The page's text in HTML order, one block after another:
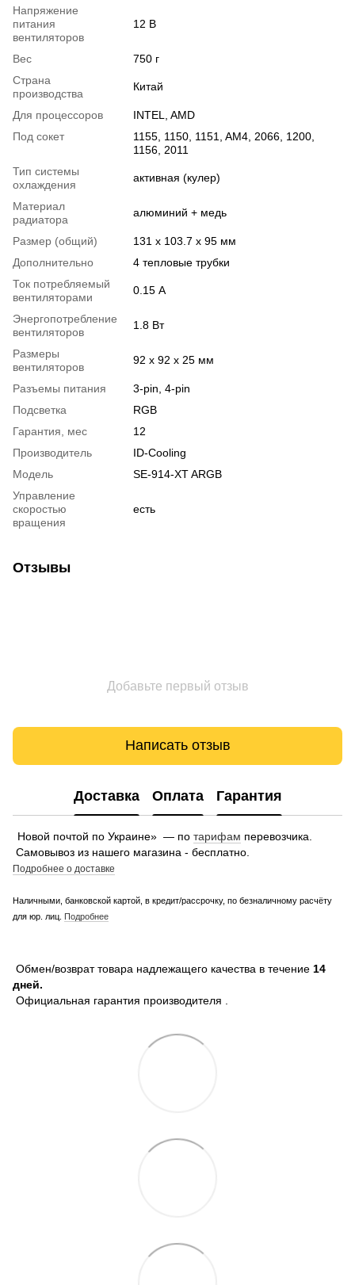
Напряжение
питания
вентиляторов
12 В
Вес
750 г
Страна
производства
Китай
Для процессоров
INTEL, AMD
Под сокет
1155, 1150, 1151, AM4, 2066, 1200,
1156, 2011
Тип системы
охлаждения
активная (кулер)
Материал
радиатора
алюминий + медь
Размер (общий)
131 х 103.7 х 95 мм
Дополнительно
4 тепловые трубки
Ток потребляемый
вентиляторами
0.15 А
Энергопотребление
вентиляторов
1.8 Вт
Размеры
вентиляторов
92 x 92 x 25 мм
Разъемы питания
3-pin, 4-pin
Подсветка
RGB
Гарантия, мес
12
Производитель
ID-Cooling
Модель
SE-914-XT ARGB
Управление
скоростью
вращения
есть
Отзывы
Добавьте первый отзыв
Написать отзыв
Доставка Оплата Гарантия
Новой почтой по Украине» — по тарифам перевозчика.
Самовывоз из нашего магазина - бесплатно.
Подробнее о доставке
Наличными, банковской картой, в кредит/рассрочку, по безналичному расчёту
для юр. лиц. Подробнее
Обмен/возврат товара надлежащего качества в течение 14
дней.
Официальная гарантия производителя .